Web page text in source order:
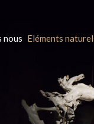
nous Eléments